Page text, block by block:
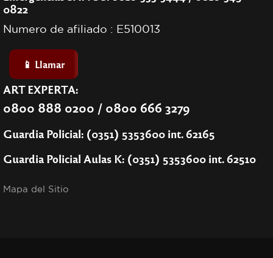
0822
Numero de afiliado : E510013
📱 Llamar
ART EXPERTA:
0800 888 0200 / 0800 666 3279
Guardia Policial: (0351) 5353600 int. 62165
Guardia Policial Aulas K: (0351) 5353600 int. 62510
Mapa del Sitio